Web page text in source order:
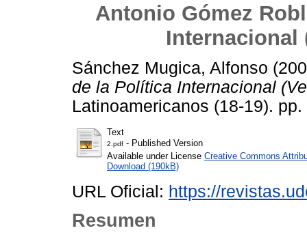
Antonio Gómez
Internacional
Sánchez Mugica, Alfonso
de la Política Internacional
Latinoamericanos (18-19).
Text
2.pdf - Published Version
Available under License Creative Commons
Download (190kB)
URL Oficial: https://
Resumen